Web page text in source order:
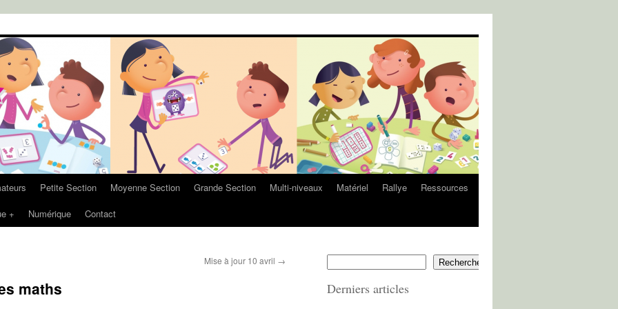
Petite Section Moyenne Section Grande Section Multi-niveaux Matériel Rallye
Ressources
+ Numérique Contact
Mise à jour 10 avril →
maths
Rechercher
Derniers articles